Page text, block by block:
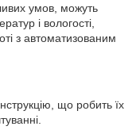
умов, можуть
і вологості,
з автоматизованим
що робить їх